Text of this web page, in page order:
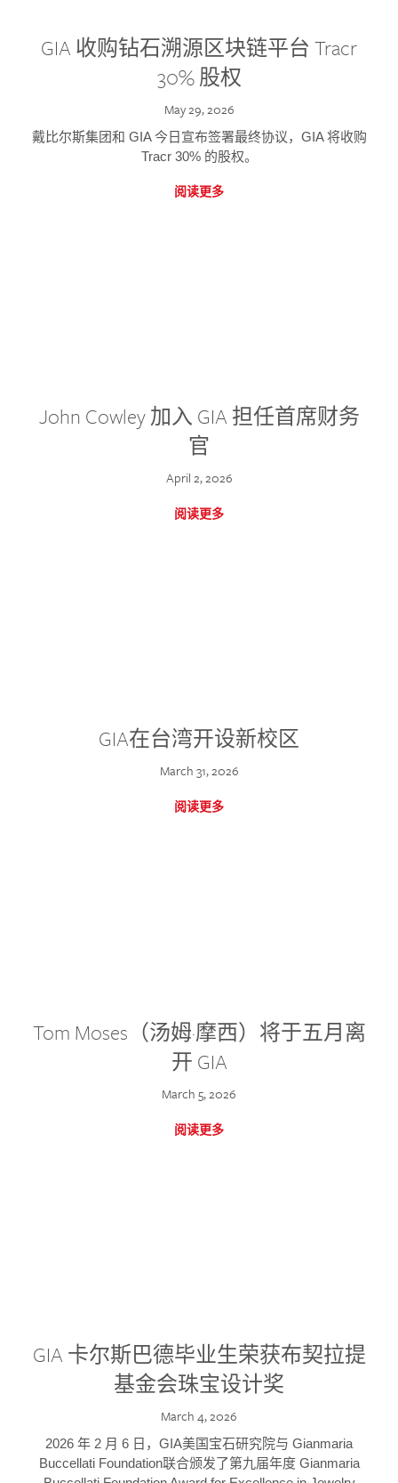
GIA 收购钻石溯源区块链平台 Tracr
30% 股权
May 29, 2026
戴比尔斯集团和 GIA 今日宣布签署最终协议，GIA 将收购
Tracr 30% 的股权。
阅读更多
John Cowley 加入 GIA 担任首席财务
官
April 2, 2026
阅读更多
GIA在台湾开设新校区
March 31, 2026
阅读更多
Tom Moses（汤姆·摩西）将于五月离
开 GIA
March 5, 2026
阅读更多
GIA 卡尔斯巴德毕业生荣获布契拉提
基金会珠宝设计奖
March 4, 2026
2026 年 2 月 6 日，GIA美国宝石研究院与 Gianmaria
Buccellati Foundation联合颁发了第九届年度 Gianmaria